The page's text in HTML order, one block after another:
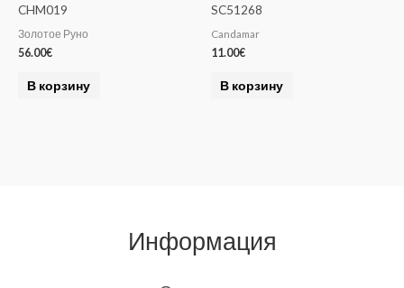
CHM019
Золотое Руно
56.00€
В корзину
SC51268
Candamar
11.00€
В корзину
Информация